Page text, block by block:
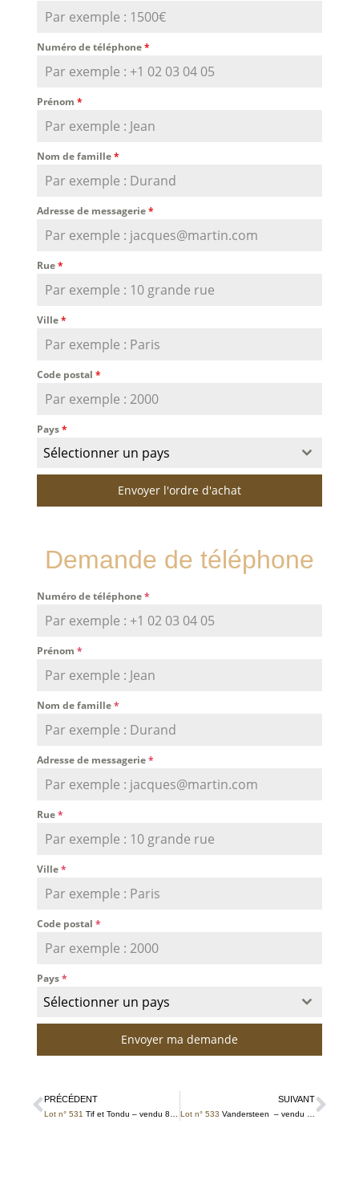
Numéro de téléphone*
Prénom *
Nom de famille*
Adresse de messagerie*
Rue*
Ville*
Code postal *
Pays*
Sélectionner un pays
Envoyer l'ordre d'achat
Demande de téléphone
Numéro de téléphone*
Prénom *
Nom de famille*
Adresse de messagerie*
Rue*
Ville*
Code postal *
Pays*
Sélectionner un pays
Envoyer ma demande
PRÉCÉDENT
Lot n° 531 Tif et Tondu – vendu 88 € TTC
SUIVANT
Lot n° 533 Vandersteen – vendu 381 € TTC